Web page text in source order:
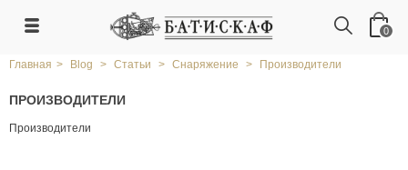
0
Главная > Blog > Статьи > Снаряжение > Производители
ПРОИЗВОДИТЕЛИ
Производители